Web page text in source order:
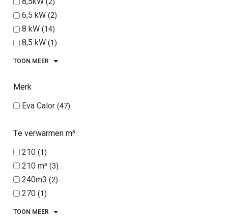
6,5 kW 2
8 kW 14
8,5 kW 1
10 kW
12,5kW
TOON MEER
Merk
Eva Calor 47
Te verwarmen m³
210 1
210 m³ 3
240m3 2
270 1
270 m³
TOON MEER